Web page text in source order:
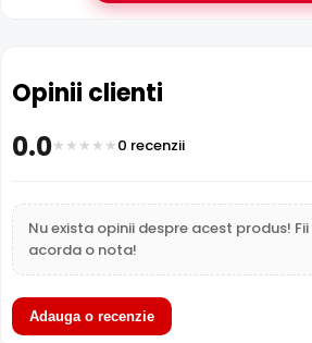
Subcategorie
subcategorie
Fibra optica
Opinii clienti
0.0 0 recenzii
Nu exista opinii despre acest produs!
acorda o nota!
Adauga o recenzie